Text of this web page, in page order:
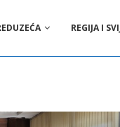
REGIJA I